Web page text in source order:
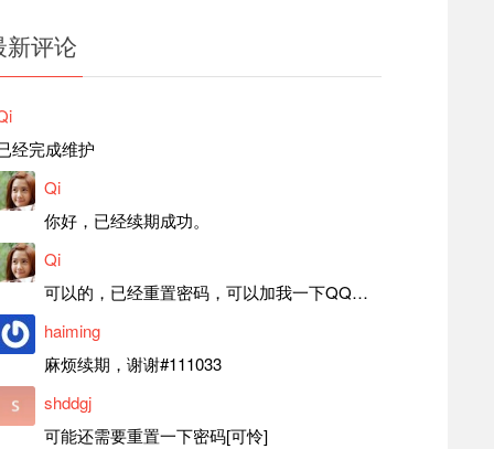
新评论
经完成维护
Qi
你好，已经续期成功。
Qi
可以的，已经重置密码，可以加我一下QQ，留言后我就发密码给你。
haiming
麻烦续期，谢谢#111033
shddgj
可能还需要重置一下密码[可怜]